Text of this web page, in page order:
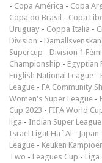
- Copa América - Copa
Copa do Brasil - Copa
Uruguay - Coppa Italia -
Division - Damallsvenskan
Supercup - Division 1
Championship - Egyptian
English National League -
League - FA Community
Women's Super League -
Cup 2023 - FIFA World
liga - Indian Super League
Israel Ligat Ha`Al - Japan
League - Keuken
Two - Leagues Cup - Liga